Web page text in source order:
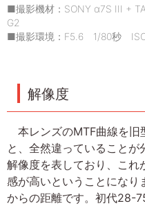
■撮影機材：SONY α7S III +
G2
■撮影環境：F5.6 1/80秒
解像度
本レンズのMTF曲線を旧
と、全然違っていること
解像度を表しており、これ
感が高いということになり
からの距離です。初代28-